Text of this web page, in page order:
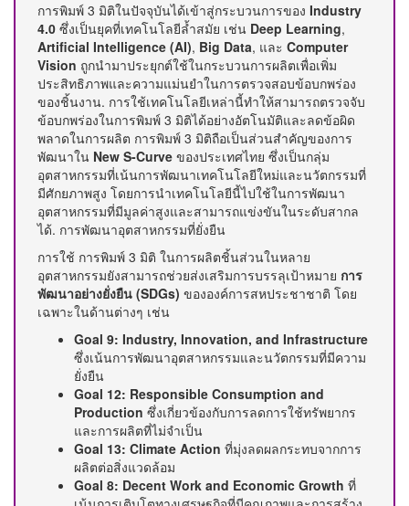
การพิมพ์ 3 มิติในปัจจุบันได้เข้าสู่กระบวนการของ Industry
4.0 ซึ่งเป็นยุคที่เทคโนโลยีล้ำสมัย เช่น Deep Learning,
Artificial Intelligence (AI), Big Data, และ Computer
Vision ถูกนำมาประยุกต์ใช้ในกระบวนการผลิตเพื่อเพิ่ม
ประสิทธิภาพและความแม่นยำในการตรวจสอบข้อบกพร่อง
ของชิ้นงาน. การใช้เทคโนโลยีเหล่านี้ทำให้สามารถตรวจจับ
ข้อบกพร่องในการพิมพ์ 3 มิติได้อย่างอัตโนมัติและลดข้อผิด
พลาดในการผลิต การพิมพ์ 3 มิติถือเป็นส่วนสำคัญของการ
พัฒนาใน New S-Curve ของประเทศไทย ซึ่งเป็นกลุ่ม
อุตสาหกรรมที่เน้นการพัฒนาเทคโนโลยีใหม่และนวัตกรรมที่
มีศักยภาพสูง โดยการนำเทคโนโลยีนี้ไปใช้ในการพัฒนา
อุตสาหกรรมที่มีมูลค่าสูงและสามารถแข่งขันในระดับสากล
ได้. การพัฒนาอุตสาหกรรมที่ยั่งยืน
การใช้ การพิมพ์ 3 มิติ ในการผลิตชิ้นส่วนในหลาย
อุตสาหกรรมยังสามารถช่วยส่งเสริมการบรรลุเป้าหมาย การ
พัฒนาอย่างยั่งยืน (SDGs) ขององค์การสหประชาชาติ โดย
เฉพาะในด้านต่างๆ เช่น
Goal 9: Industry, Innovation, and Infrastructure
ซึ่งเน้นการพัฒนาอุตสาหกรรมและนวัตกรรมที่มีความ
ยั่งยืน
Goal 12: Responsible Consumption and
Production ซึ่งเกี่ยวข้องกับการลดการใช้ทรัพยากร
และการผลิตที่ไม่จำเป็น
Goal 13: Climate Action ที่มุ่งลดผลกระทบจากการ
ผลิตต่อสิ่งแวดล้อม
Goal 8: Decent Work and Economic Growth ที่